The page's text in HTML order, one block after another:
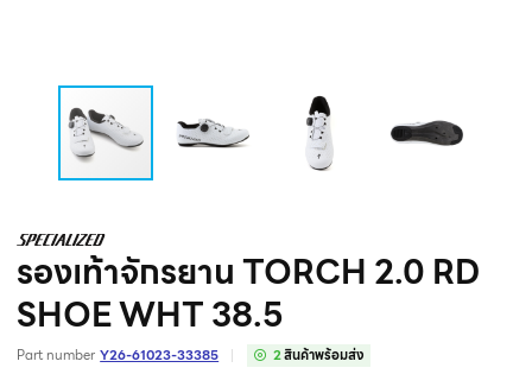
รองเท้าจักรยาน TORCH 2.0 RD
SHOE WHT 38.5
Part number Y26-61023-33385 2สินค้าพร้อมส่ง